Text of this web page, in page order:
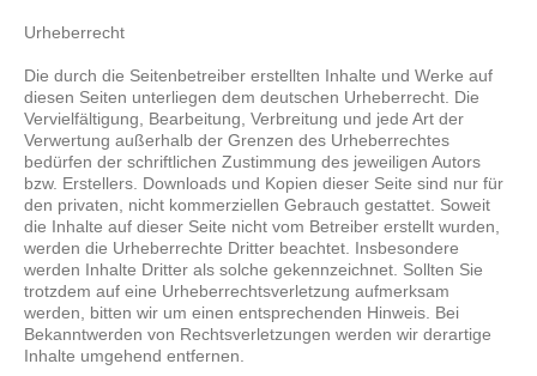
Urheberrecht
Die durch die Seitenbetreiber erstellten Inhalte und Werke auf
diesen Seiten unterliegen dem deutschen Urheberrecht. Die
Vervielfältigung, Bearbeitung, Verbreitung und jede Art der
Verwertung außerhalb der Grenzen des Urheberrechtes
bedürfen der schriftlichen Zustimmung des jeweiligen Autors
bzw. Erstellers. Downloads und Kopien dieser Seite sind nur für
den privaten, nicht kommerziellen Gebrauch gestattet. Soweit
die Inhalte auf dieser Seite nicht vom Betreiber erstellt wurden,
werden die Urheberrechte Dritter beachtet. Insbesondere
werden Inhalte Dritter als solche gekennzeichnet. Sollten Sie
trotzdem auf eine Urheberrechtsverletzung aufmerksam
werden, bitten wir um einen entsprechenden Hinweis. Bei
Bekanntwerden von Rechtsverletzungen werden wir derartige
Inhalte umgehend entfernen.